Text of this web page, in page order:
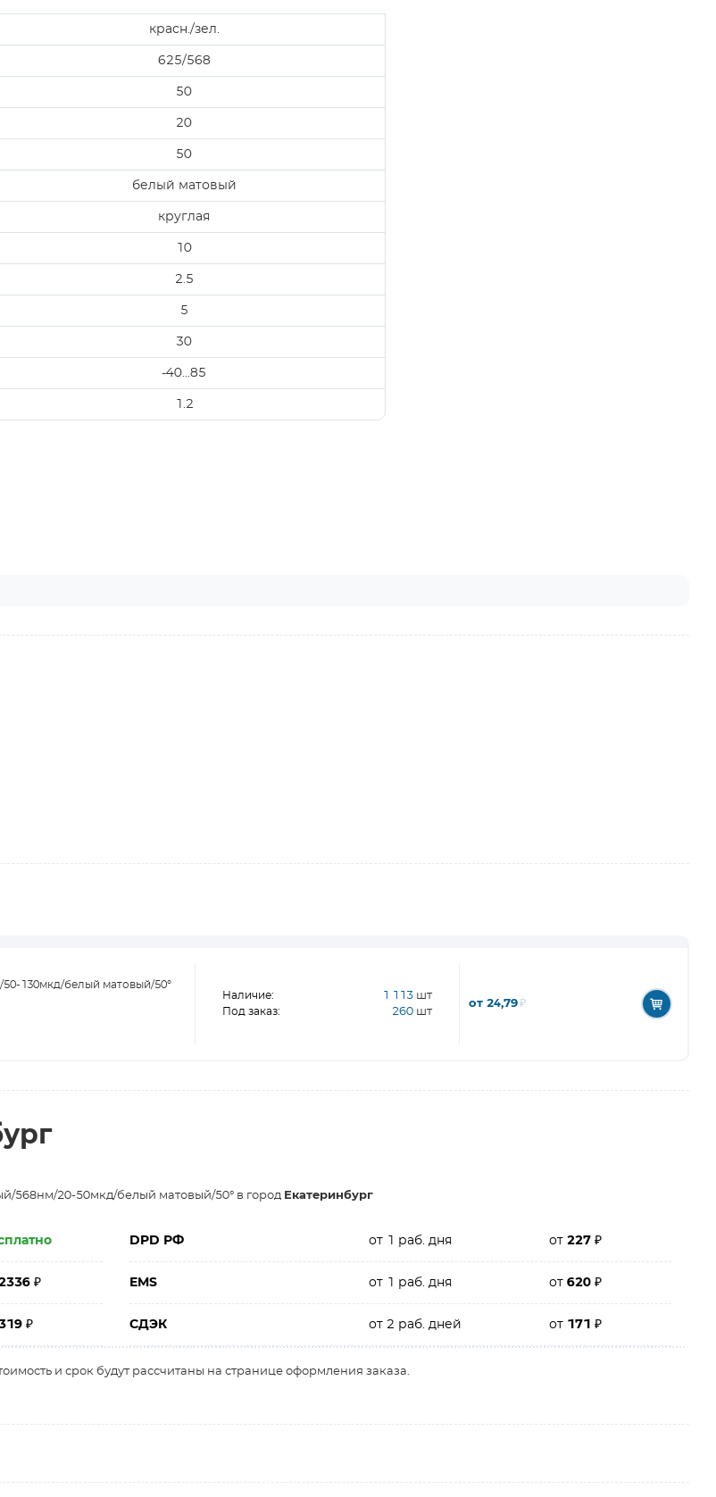
красн./зел.
625/568
50
20
50
белый матовый
круглая
10
2.5
5
30
-40…85
1.2
130мкд/белый матовый/50°
Наличие: 1 113 шт
Под заказ: 260 шт
от 24,79₽
568нм/20-50мкд/белый матовый/50° в город Екатеринбург
DPD РФ от 1 раб. дня от227₽
₽ EMS от 1 раб. дня от620₽
₽ СДЭК от 2 раб. дней от 171₽
и срок будут рассчитаны на странице оформления заказа.